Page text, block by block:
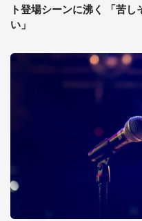
ト登場シーンに沸く 「苦
い」